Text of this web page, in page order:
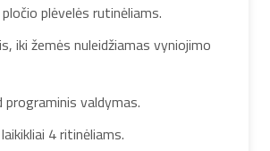
plėvelės rutinėliams.
iki žemės nuleidžiamas vyniojimo
programinis valdymas.
4 ritinėliams.